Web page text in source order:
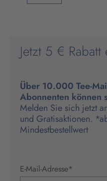
Jetzt 5 €
Über 10.000 Tee-
Abonnenten können
Melden Sie sich jetzt
und Gratisaktionen.
Mindestbestellwert
E-Mail-Adresse*